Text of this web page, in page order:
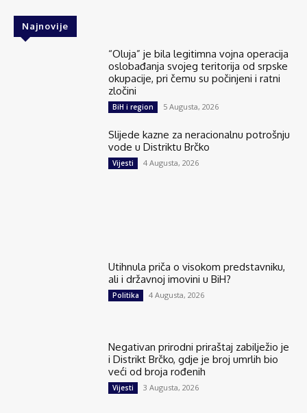
Najnovije
“Oluja” je bila legitimna vojna operacija
oslobađanja svojeg teritorija od srpske
okupacije, pri čemu su počinjeni i ratni
zločini
BiH i region 5 Augusta, 2026
Slijede kazne za neracionalnu potrošnju
vode u Distriktu Brčko
Vijesti 4 Augusta, 2026
Utihnula priča o visokom predstavniku,
ali i državnoj imovini u BiH?
Politika 4 Augusta, 2026
Negativan prirodni priraštaj zabilježio je
i Distrikt Brčko, gdje je broj umrlih bio
veći od broja rođenih
Vijesti 3 Augusta, 2026